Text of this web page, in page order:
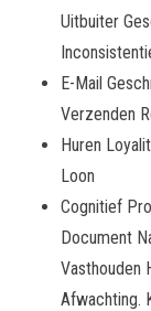
Uitbuiter
E-Mail
Verzenden
Huren
Loon
Cognitief
Document
Vasthouden
Afwachting.